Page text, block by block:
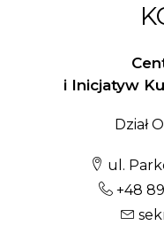
i Inicjatyw
Dział
ul.
+48